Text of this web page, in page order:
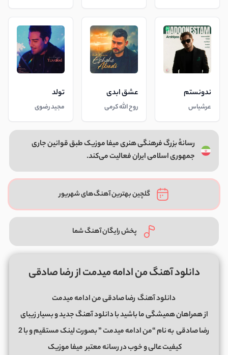
ندونستم
عرشیاس
عشق ابدی
روح الله کرمی
تولد
مجید رضوی
رسانهٔ بزرگ فرهنگی هنری میفا موزیک طبق قوانین جاری
جمهوری اسلامی ایران فعالیت می‌کند.
گلچین بهترین آهنگ‌های شهریور
پخش رایگان آهنگ شما
دانلود آهنگ من ادامه میدمت از رضا صادقی
دانلود آهنگ رضا صادقی من ادامه میدمت
از همراهان همیشگی ما باشید با دانلود آهنگ جدید و بسیار زیبای
رضا صادقی
به نام “من ادامه میدمت ” بصورت لینک مستقیم و با 2
کیفیت عالی و خوب در رسانه معتبرمیفا موزیک